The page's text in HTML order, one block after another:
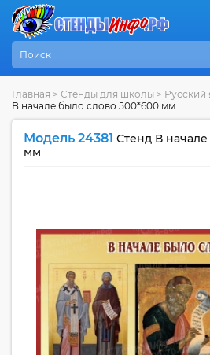
Главная > Стенды для школы > Русский
В начале было слово 500*600 мм
Модель 24381 Стенд В
мм